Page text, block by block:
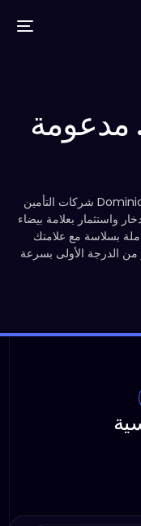
مدعومة
تمكن خدمة المنصة كخدمة (PaaS) من Dominion شركات التأمين
بعلامة بيضاء
بسلاسة مع علامتك
الدرجة الأولى بسرعة